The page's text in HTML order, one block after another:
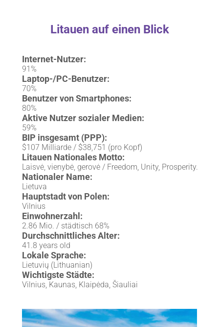
Litauen auf einen Blick
Internet-Nutzer:
91%
Laptop-/PC-Benutzer:
70%
Benutzer von Smartphones:
80%
Aktive Nutzer sozialer Medien:
59%
BIP insgesamt (PPP):
$107 Milliarde / $38,751 (pro Kopf)
Litauen Nationales Motto:
Laisvė, vienybė, gerovė / Freedom, Unity, Prosperity.
Nationaler Name:
Lietuva
Hauptstadt von Polen:
Vilnius
Einwohnerzahl:
2.86 Mio. / städtisch 68%
Durchschnittliches Alter:
41.8 years old
Lokale Sprache:
Lietuvių (Lithuanian)
Wichtigste Städte:
Vilnius, Kaunas, Klaipėda, Šiauliai